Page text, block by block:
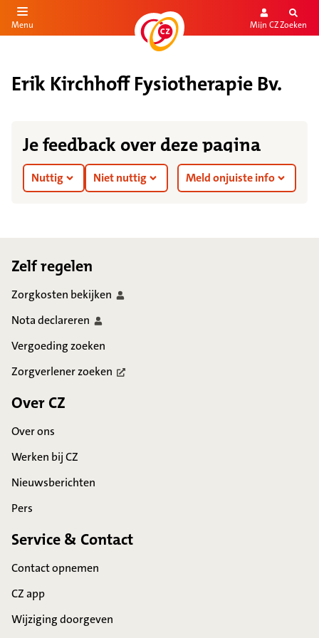
de inhoud
Menu Mijn CZZoeken
Erik Kirchhoff Fysiotherapie Bv.
Je feedback over deze pagina
Nuttig Niet nuttig Meld onjuiste info
Zelf regelen
Zorgkosten bekijken
Notadeclareren
Vergoeding zoeken
Zorgverlenerzoeken
Over CZ
Over ons
Werken bij CZ
Nieuwsberichten
Pers
Service & Contact
Contact opnemen
CZ app
Wijziging doorgeven